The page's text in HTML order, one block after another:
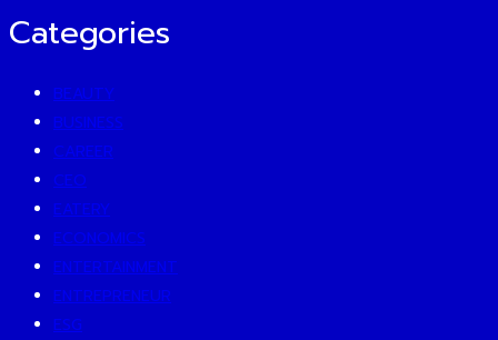
Categories
BEAUTY
BUSINESS
CAREER
CEO
EATERY
ECONOMICS
ENTERTAINMENT
ENTREPRENEUR
ESG